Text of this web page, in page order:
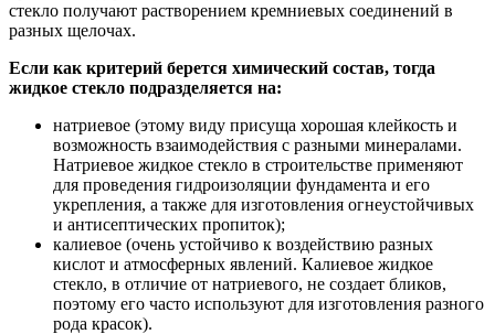
стекло получают растворением кремниевых соединений в
разных щелочах.
Если как критерий берется химический состав, тогда
жидкое стекло подразделяется на:
натриевое (этому виду присуща хорошая клейкость и
возможность взаимодействия с разными минералами.
Натриевое жидкое стекло в строительстве применяют
для проведения гидроизоляции фундамента и его
укрепления, а также для изготовления огнеустойчивых
и антисептических пропиток);
калиевое (очень устойчиво к воздействию разных
кислот и атмосферных явлений. Калиевое жидкое
стекло, в отличие от натриевого, не создает бликов,
поэтому его часто используют для изготовления разного
рода красок).